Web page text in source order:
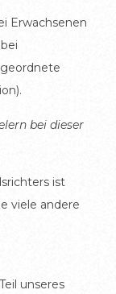
Erwachsenen
bei dieser
ist
viele andere
unseres